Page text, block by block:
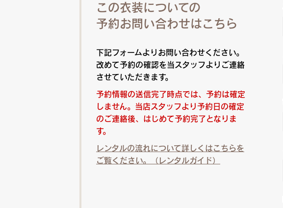
この衣装についての
予約お問い合わせはこちら
下記フォームよりお問い合わせください。
改めて予約の確認を当スタッフよりご連絡
させていただきます。
予約情報の送信完了時点では、予約は確定
しません。当店スタッフより予約日の確定
のご連絡後、はじめて予約完了となりま
す。
レンタルの流れについて詳しくはこちらを
ご覧ください。（レンタルガイド）